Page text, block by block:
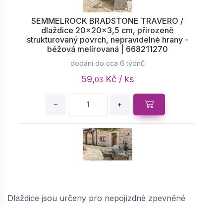
SEMMELROCK BRADSTONE TRAVERO /
dlaždice 20x20x3,5 cm, přirozeně
strukturovaný povrch, nepravidelné hrany -
béžová melírovaná | 668211270
dodání do cca 6 týdnů
59,03 Kč / ks
− +
dlaždice 40x20x3,5 cm, přirozeně
Dlaždice jsou určeny pro nepojízdné zpevněné